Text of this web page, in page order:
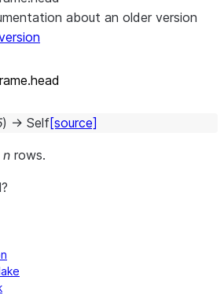
about an older version
) → Self[source]
n rows.